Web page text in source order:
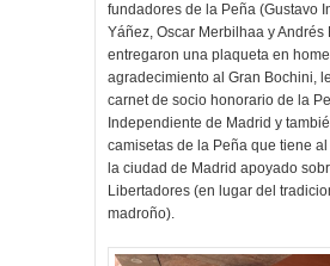
fundadores de la Peña (Gustavo
Yáñez, Oscar Merbilhaa y Andrés
entregaron una plaqueta en
agradecimiento al Gran Bochini,
carnet de socio honorario de la
Independiente de Madrid y
camisetas de la Peña que tiene
la ciudad de Madrid apoyado
Libertadores (en lugar del
madroño).